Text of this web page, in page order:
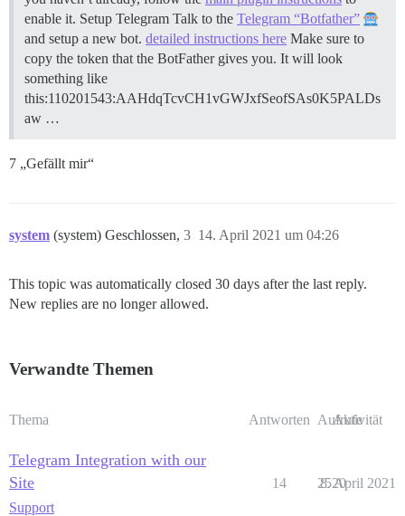
enable it. Setup Telegram Talk to the Telegram “Botfather”
and setup a new bot. detailed instructions here Make sure to
copy the token that the BotFather gives you. It will look
something like
this:110201543:AAHdqTcvCH1vGWJxfSeofSAs0K5PALDs
aw …
7 „Gefällt mir“
system (system) Geschlossen, 14. April 2021 um 04:26
3
This topic was automatically closed 30 days after the last reply.
New replies are no longer allowed.
Verwandte Themen
Thema Antworten Aufrufe
Aktivität
Telegram Integration with our
Site
Support
14 2520
8. April 2021